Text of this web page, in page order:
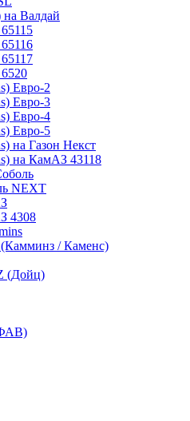
на Валдай
Евро-2
Евро-3
Евро-4
Евро-5
на Газон Некст
на КамАЗ 43118
NEXT
4308
(Камминз / Каменс)
(Дойц)